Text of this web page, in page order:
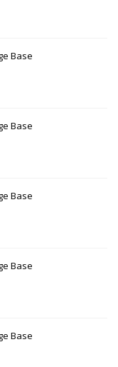
Base
Base
Base
Base
Base